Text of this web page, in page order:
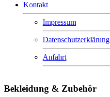
Kontakt
Impressum
Datenschutzerklärung
Anfahrt
Bekleidung & Zubehör